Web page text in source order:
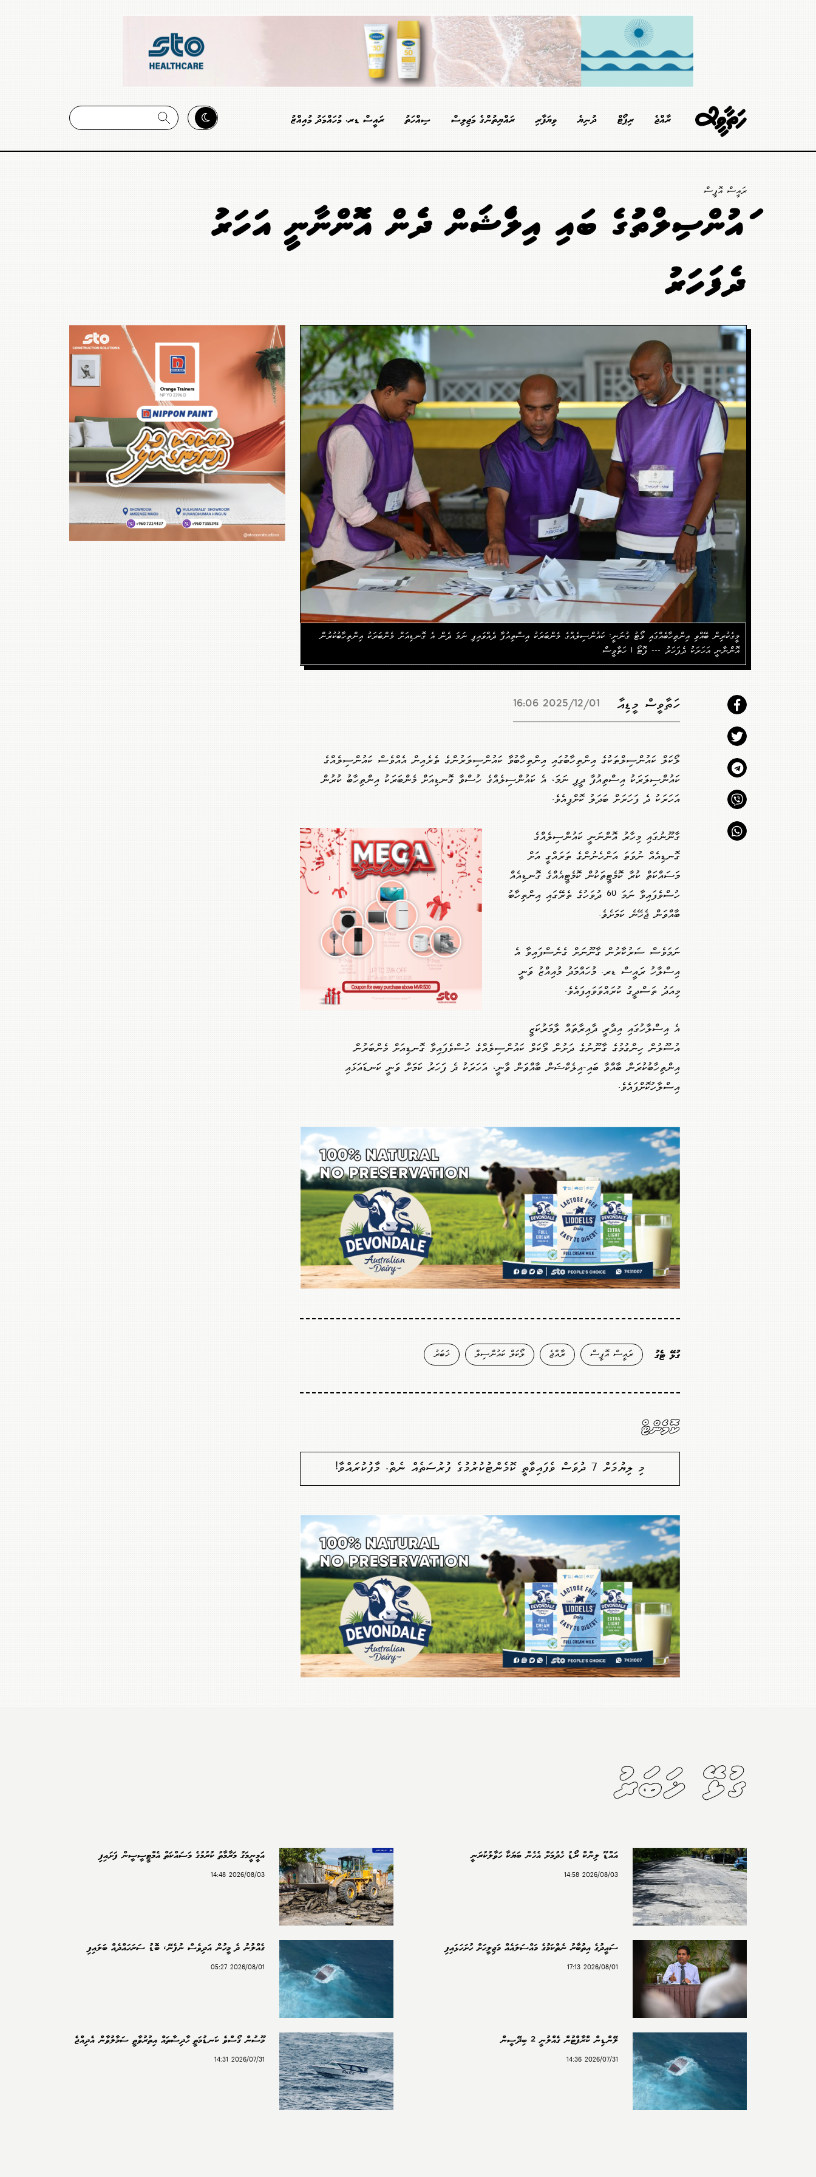
ރާއްޖެ ރިޕޯޓް ދުނިޔެ ވިޔަފާރި ރައްޔިތުންގެ މަޖިލިސް ސިއްހަތު ރައީސް ޑރ. މުހައްމަދު މުއިއްޒު
ރައީސް އޮފީސް
ކައުންސިލްތަކުގެ ބައި އިލެކްޝަން ދެން އޮންނާނީ އަހަރަކު
ދެފަހަރު
މީގެކުރިން ބޭއްވި އިންތިހާބެއްގައި ވޯޓު ގުނަނީ: ކައުންސިލެއްގެ މެންބަރަކު އިސްތިއުފާ ދެއްވައިފި ނަމަ ދެން އެ ގޮނޑިއަށް މެންބަރަކު އިންތިހާބުކުރުން
އޮންނާނީ އަހަރަކު ދެފަހަރު --- ފޮޓޯ | ހަތާވީސް
ހަތާވީސް މީޑިއާ 2025/12/01 16:06
ލޯކަލް ކައުންސިލްތަކުގެ އިންތިހާބުގައި އިންތިހާބުވާ ކައުންސިލަރުންގެ ތެރެއިން އެއްވެސް ކައުންސިލެއްގެ
ކައުންސިލަރަކު އިސްތިއުފާ ދީފި ނަމަ، އެ ކައުންސިލެއްގެ ހުސްވާ ގޮނޑިއަށް މެންބަރަކު އިންތިހާބު ކުރުން
އަހަރަކު ދެ ފަހަރަށް ބަދަލު ކޮށްފިއެވެ.
ގާނޫނުގައި މިހާރު އޮންނަނީ ކައުންސިލެއްގެ
ގޮނޑިއެއް ނުވަތަ އަންހެނުންގެ ތަރައްގީ އަށް
މަސައްކަތް ކުރާ ކޮމެޓީތަކުން ކޮމެޓީއެއްގެ ގޮނޑިއެއް
ހުސްވެފައިވާ ނަމަ 60 ދުވަހުގެ ތެރޭގައި އިންތިހާބު
ބާއްވަން ޖެހޭނެ ކަމަށެވެ.
ނަމަވެސް ސަރުކާރުން ގާނޫނަށް ގެނެސްފައިވާ އެ
އިސްލާހު ރައީސް ޑރ. މުހައްމަދު މުއިއްޒު ވަނީ
މިއަދު ތަސްދީގު ކުރައްވަވައިފައެވެ.
އެ އިސްލާހުގައި އިދާރީ ދާއިރާތައް ލާމަރުކަޒީ
އުސޫލުން ހިންގުމުގެ ގާނޫނުގެ ދަށުން ލޯކަލް ކައުންސިލެއްގެ ހުސްވެފައިވާ ގޮނޑިއަށް މެންބަރުން
އިންތިހާބުކުރަން ބާއްވާ ބައި-އިލެކްޝަން ބާއްވަން ވާނީ، އަހަރަކު ދެ ފަހަރު ކަމަށް ވަނީ ކަނޑައަޅައި
އިސްލާހުކޮށްފައެވެ.
ގުޅޭ ޓެގު ރައީސް އޮފީސް ރާއްޖެ ލޯކަލް ކައުންސިލް ޚަބަރު
ކޮމެންޓް
މި ލިޔުމަށް 7 ދުވަސް ވެފައިވާތީ ކޮމެންޓުކުރުމުގެ ފުރުސަތެއް ނެތް. މާފުކުރައްވާ!
ގުޅޭ ޚަބަރު
އައްޑޫ ލިންކް ރޯޑު ހެދުމަށް އެހެން ބަޔަކާ ހަވާލުކުރަނީ
2026/08/03 14:58
އަމީނީމަގު މަރާމާތު ކުރުމުގެ މަސައްކަތް އެމްޓީސީސީން ފަށައިފި
2026/08/03 14:48
ސައީދުގެ އިތުބާރު ނެތްކަމުގެ މައްސަލައެއް މަޖިލީހަށް ހުށަހަޅައިފި
2026/08/01 17:13
ގެއްލުނު ދެ މީހުން އަދިވެސް ނުފެނޭ، ބޮޑު ސަރަހައްދެއް ބަލައިފި
2026/08/01 05:27
ލޭންޑިން ކްރާފްޓުން ގެއްލުނީ 2 ބިދޭސީން
2026/07/31 14:36
މޫސުން ގޯސްވެ ކަނޑުމަތީ ހާދިސާތައް އިތުރުވާތީ ސަމާލުވާން އެދިއްޖެ
2026/07/31 14:31